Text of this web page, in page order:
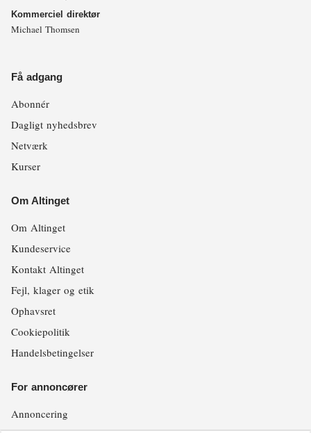
Kommerciel direktør
Michael Thomsen
Få adgang
Abonnér
Dagligt nyhedsbrev
Netværk
Kurser
Om Altinget
Om Altinget
Kundeservice
Kontakt Altinget
Fejl, klager og etik
Ophavsret
Cookiepolitik
Handelsbetingelser
For annoncører
Annoncering